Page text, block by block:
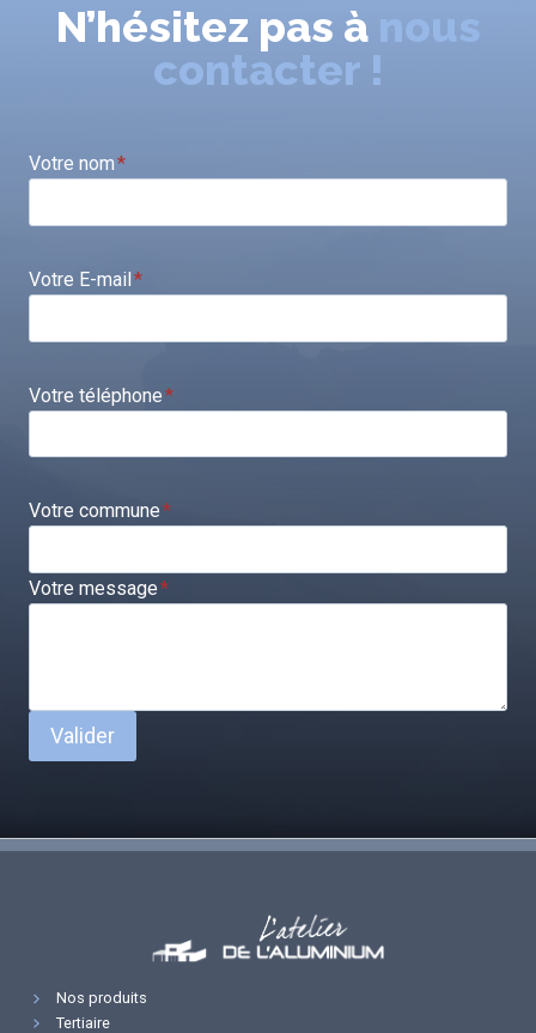
N’hésitez pas à nous
contacter !
Votre nom*
Votre E-mail*
Votre téléphone*
Votre commune*
Votre message*
Valider
Nos produits
Tertiaire